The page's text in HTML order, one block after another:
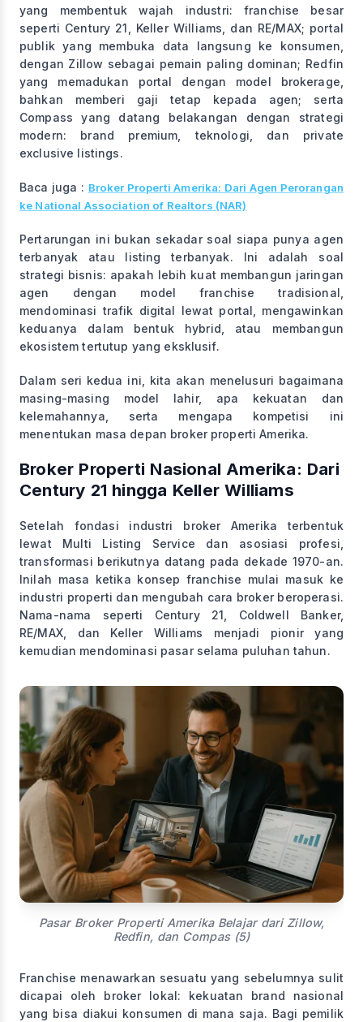
yang membentuk wajah industri: franchise besar
seperti Century 21, Keller Williams, dan RE/MAX; portal
publik yang membuka data langsung ke konsumen,
dengan Zillow sebagai pemain paling dominan; Redfin
yang memadukan portal dengan model brokerage,
bahkan memberi gaji tetap kepada agen; serta
Compass yang datang belakangan dengan strategi
modern: brand premium, teknologi, dan private
exclusive listings.
Baca juga : Broker Properti Amerika: Dari Agen Perorangan
ke National Association of Realtors (NAR)
Pertarungan ini bukan sekadar soal siapa punya agen
terbanyak atau listing terbanyak. Ini adalah soal
strategi bisnis: apakah lebih kuat membangun jaringan
agen dengan model franchise tradisional,
mendominasi trafik digital lewat portal, mengawinkan
keduanya dalam bentuk hybrid, atau membangun
ekosistem tertutup yang eksklusif.
Dalam seri kedua ini, kita akan menelusuri bagaimana
masing-masing model lahir, apa kekuatan dan
kelemahannya, serta mengapa kompetisi ini
menentukan masa depan broker properti Amerika.
Broker Properti Nasional Amerika: Dari
Century 21 hingga Keller Williams
Setelah fondasi industri broker Amerika terbentuk
lewat Multi Listing Service dan asosiasi profesi,
transformasi berikutnya datang pada dekade 1970-an.
Inilah masa ketika konsep franchise mulai masuk ke
industri properti dan mengubah cara broker beroperasi.
Nama-nama seperti Century 21, Coldwell Banker,
RE/MAX, dan Keller Williams menjadi pionir yang
kemudian mendominasi pasar selama puluhan tahun.
Pasar Broker Properti Amerika Belajar dari Zillow,
Redfin, dan Compas (5)
Franchise menawarkan sesuatu yang sebelumnya sulit
dicapai oleh broker lokal: kekuatan brand nasional
yang bisa diakui konsumen di mana saja. Bagi pemilik